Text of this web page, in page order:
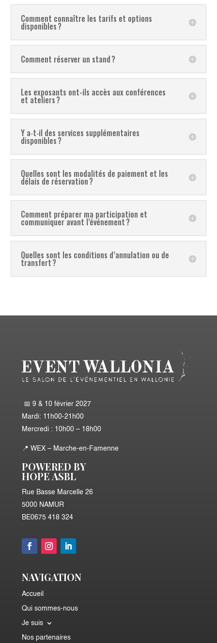
Comment connaître les tarifs et options
disponibles ?
Comment réserver un stand ?
Les exposants ont-ils accès aux conférences
et ateliers ?
Y a‑t‑il des services supplémentaires
disponibles ?
Quelles sont les modalités de paiement et les
délais de réservation ?
Comment préparer ma participation et
communiquer avant l’événement ?
Quelles sont les conditions d’annulation ou de
transfert ?
📅 9 & 10 février 2027
Mardi: 11h00-21h00
Mercredi : 10h00 – 18h00
📍 WEX – Marche-en-Famenne
POWERED BY
HOPE ASBL
Rue Basse Marcelle 26
5000 NAMUR
BE0675 418 324
NAVIGATION
Accueil
Qui sommes-nous
Je suis
Nos partenaires